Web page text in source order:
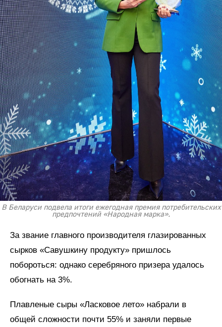
В Беларуси подвела итоги ежегодная премия потребительских
предпочтений «Народная марка».
За звание главного производителя глазированных
сырков «Савушкину продукту» пришлось
побороться: однако серебряного призера удалось
обогнать на 3%.
Плавленые сыры «Ласковое лето» набрали в
общей сложности почти 55% и заняли первые